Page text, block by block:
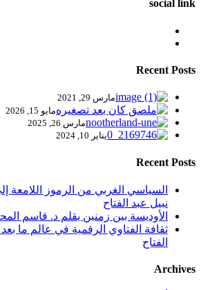
social link
Recent Posts
مارس 29, 2021
مايو 15, 2026
مارس 26, 2025
يناير 10, 2024
Recent Posts
السياسي الغربي من الرموز اللامعة
نبيل عبد الفتاح
الأوديسة بين زمنين بقلم د. قاسم
ثقافة الفتاوي الرقمية في عالم ما
الفتاح
Archives